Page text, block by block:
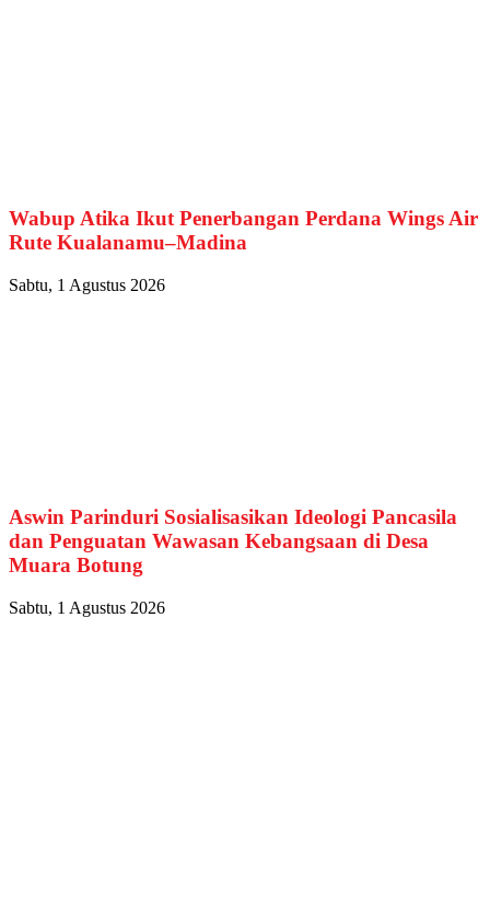
Wabup Atika Ikut Penerbangan Perdana Wings Air
Rute Kualanamu–Madina
Sabtu, 1 Agustus 2026
Aswin Parinduri Sosialisasikan Ideologi Pancasila
dan Penguatan Wawasan Kebangsaan di Desa
Muara Botung
Sabtu, 1 Agustus 2026